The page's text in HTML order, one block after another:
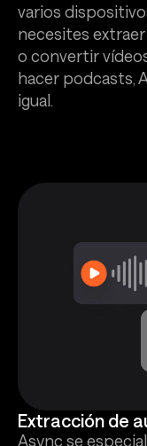
varios
necesites
o convertir
hacer podcasts,
igual.
Extracción de
Async se